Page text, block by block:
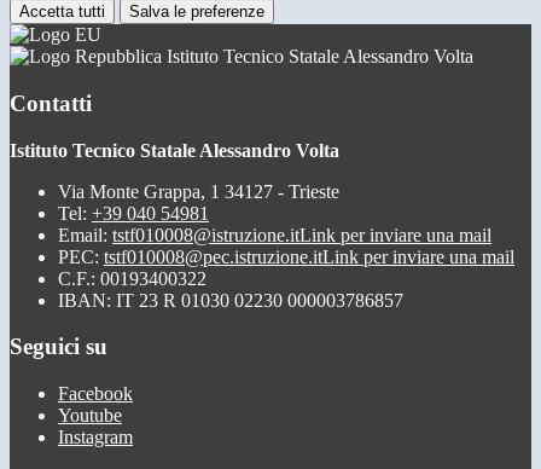
Accetta tutti Salva le preferenze
Istituto Tecnico Statale Alessandro Volta
Contatti
Istituto Tecnico Statale Alessandro Volta
Via Monte Grappa, 1 34127 - Trieste
Tel: +39 040 54981
Email: tstf010008@istruzione.itLink per inviare una mail
PEC: tstf010008@pec.istruzione.itLink per inviare una mail
C.F.: 00193400322
IBAN: IT 23 R 01030 02230 000003786857
Seguici su
Facebook
Youtube
Instagram